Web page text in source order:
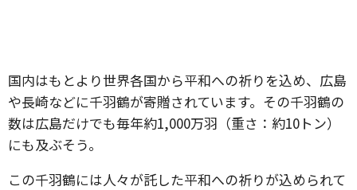
国内はもとより世界各国から平和への祈りを込め、広島
や長崎などに千羽鶴が寄贈されています。その千羽鶴の
数は広島だけでも毎年約1,000万羽（重さ：約10トン）
にも及ぶそう。
この千羽鶴には人々が託した平和への祈りが込められて